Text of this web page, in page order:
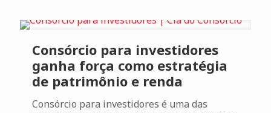
Consórcio para investidores
ganha força como estratégia
de patrimônio e renda
Consórcio para investidores é uma das